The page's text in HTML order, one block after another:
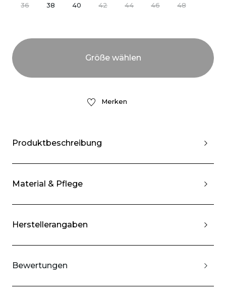
36 38 40 42 44 46 48
Merken
Produktbeschreibung
Material & Pflege
Herstellerangaben
Bewertungen